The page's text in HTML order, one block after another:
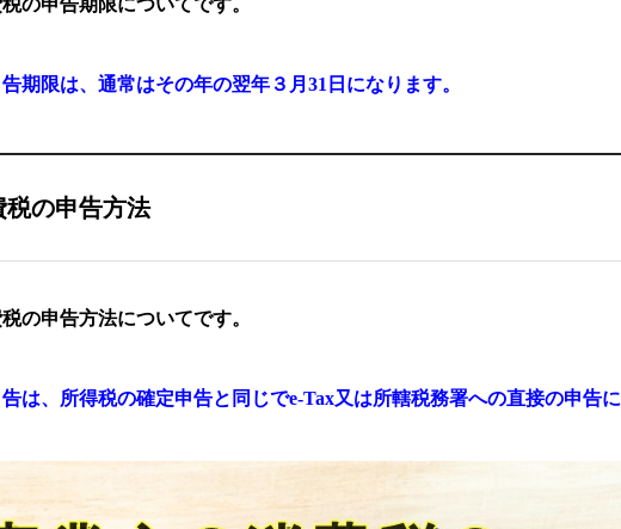
の申告期限についてです。
期限は、通常はその年の翌年３月31日になります。
の申告方法
の申告方法についてです。
は、所得税の確定申告と同じでe-Tax又は所轄税務署への直接の申告に